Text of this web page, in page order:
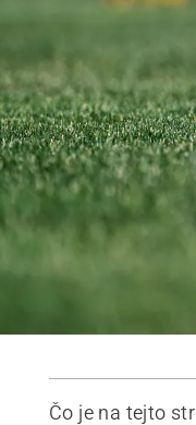
Čo je na tejto